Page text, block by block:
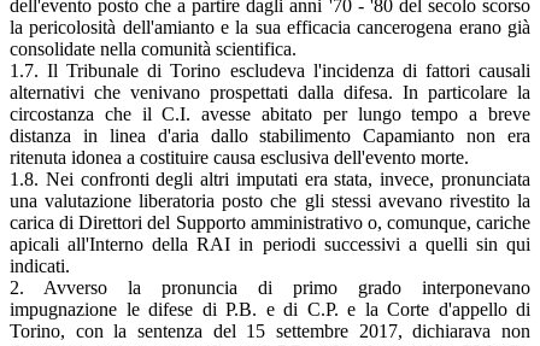
dell'evento posto che a partire dagli anni '70 - '80 del secolo scorso
la pericolosità dell'amianto e la sua efficacia cancerogena erano già
consolidate nella comunità scientifica.
1.7. Il Tribunale di Torino escludeva l'incidenza di fattori causali
alternativi che venivano prospettati dalla difesa. In particolare la
circostanza che il C.I. avesse abitato per lungo tempo a breve
distanza in linea d'aria dallo stabilimento Capamianto non era
ritenuta idonea a costituire causa esclusiva dell'evento morte.
1.8. Nei confronti degli altri imputati era stata, invece, pronunciata
una valutazione liberatoria posto che gli stessi avevano rivestito la
carica di Direttori del Supporto amministrativo o, comunque, cariche
apicali all'Interno della RAI in periodi successivi a quelli sin qui
indicati.
2. Avverso la pronuncia di primo grado interponevano
impugnazione le difese di P.B. e di C.P. e la Corte d'appello di
Torino, con la sentenza del 15 settembre 2017, dichiarava non